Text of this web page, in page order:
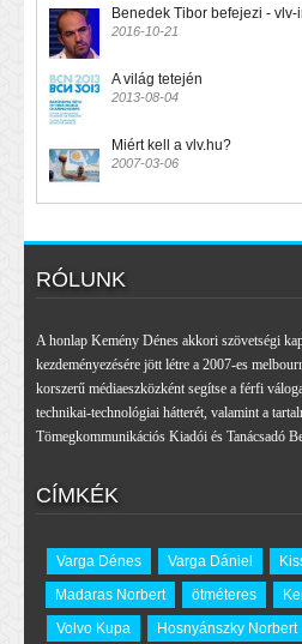
Benedek Tibor befejezi - vlv-
2016-10-21
A világ tetején
2013-08-04
Miért kell a vlv.hu?
2007-03-06
RÓLUNK
A honlap Kemény Dénes akkori szövetségi
kezdeményezésére jött létre a 2007-es
korszerű médiaeszközként segítse a férfi
technikai-technológiai hátterét, valamint a
Tömegkommunikációs Kiadói és Tanácsadó
CÍMKÉK
Varga Dénes Varga Dániel
Madaras Norbert
ötméteres
Volvo Kupa
Hosnyánszky Norbert